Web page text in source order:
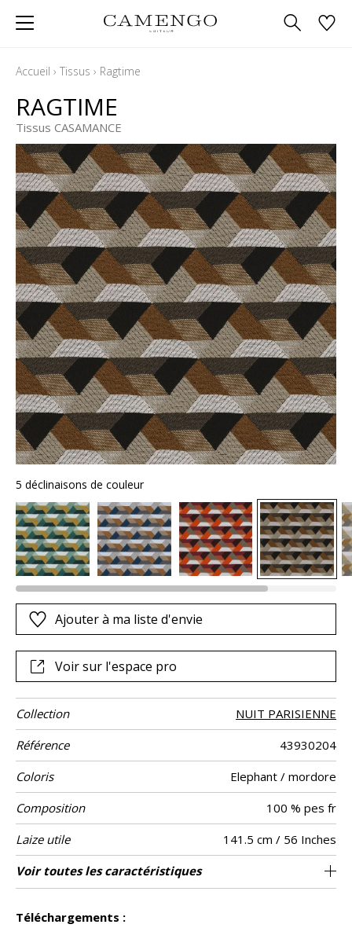
Accueil › Tissus › Ragtime
RAGTIME
Tissus CASAMANCE
5 déclinaisons de couleur
Ajouter à ma liste d'envie
Voir sur l'espace pro
Collection
NUIT PARISIENNE
Référence
43930204
Coloris
Elephant / mordore
Composition
100 % pes fr
Laize utile
141.5 cm / 56 Inches
Rétrécissement
<3%
Raccord Raccord droit
Test
Martindale
60000
Usage
martindale
Siège à usage intensif : >40,000 cycles
(Martindale) et/ou >30,000 doubles rubs
Wyzenbeek 35000
Sens De large
Poids g/m² 474
Usage
Non feu
Entretien
Pays d'origine Italie
Rapport
Horizontal
5 cm / 2 Inches
Rapport
Vertical
7 cm / 3 Inches
Caractéristiques
Outdoor
Voir toutes les caractéristiques
Téléchargements :